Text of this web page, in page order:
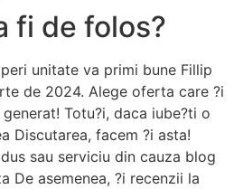
fi de folos?
unitate va primi bune Fillip
de 2024. Alege oferta care ?i
Totu?i, daca iube?ti o
Discutarea, facem ?i asta!
sau serviciu din cauza blog
De asemenea, ?i recenzii la